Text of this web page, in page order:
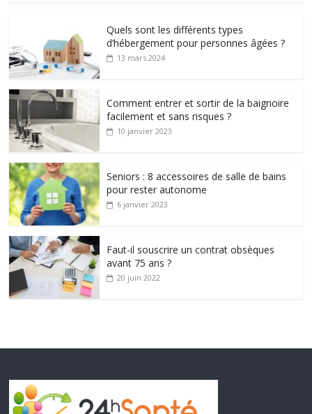
Quels sont les différents types
d’hébergement pour personnes âgées ?
13 mars 2024
Comment entrer et sortir de la baignoire
facilement et sans risques ?
10 janvier 2023
Seniors : 8 accessoires de salle de bains
pour rester autonome
6 janvier 2023
Faut-il souscrire un contrat obsèques
avant 75 ans ?
20 juin 2022